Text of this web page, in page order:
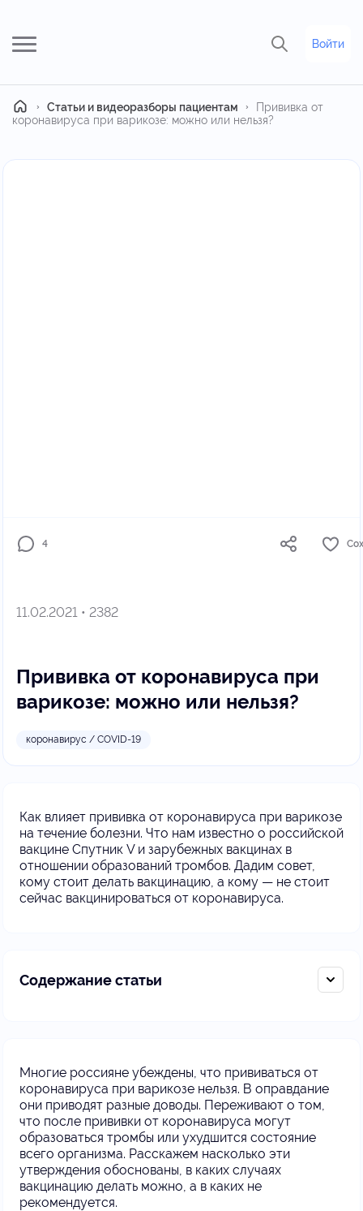
Войти
ГлавнаяСтатьи и видеоразборы пациентам
Прививка от
коронавируса при варикозе: можно или нельзя?
11.02.2021 • 2382
4
Прививка от коронавируса при
варикозе: можно или нельзя?
коронавирус / COVID-19
Как влияет прививка от коронавируса при варикозе
на течение болезни. Что нам известно о российской
вакцине Спутник V и зарубежных вакцинах в
отношении образований тромбов. Дадим совет,
кому стоит делать вакцинацию, а кому — не стоит
сейчас вакцинироваться от коронавируса.
Содержание статьи
Многие россияне убеждены, что прививаться от
коронавируса при варикозе нельзя. В оправдание
они приводят разные доводы. Переживают о том,
что после прививки от коронавируса могут
образоваться тромбы или ухудшится состояние
всего организма. Расскажем насколько эти
утверждения обоснованы, в каких случаях
вакцинацию делать можно, а в каких не
рекомендуется.